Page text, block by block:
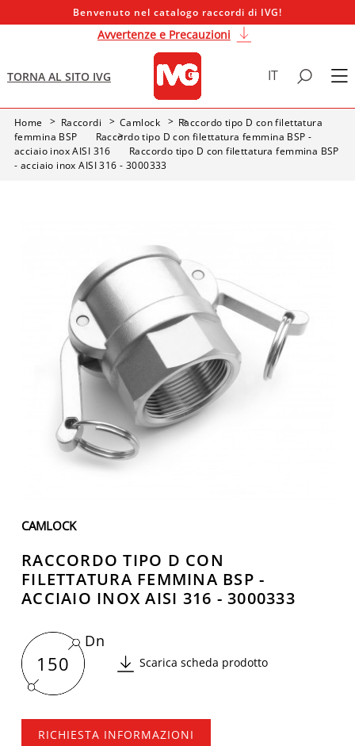
Benvenuto nel catalogo raccordi di IVG!
Avvertenze e Precauzioni
TORNA AL SITO IVG IT
Home Raccordi Camlock
Raccordo tipo D con filettatura
femmina BSP
Raccordo tipo D con filettatura femmina BSP -
acciaio inox AISI 316
Raccordo tipo D con filettatura femmina BSP
- acciaio inox AISI 316 - 3000333
CAMLOCK
RACCORDO TIPO D CON
FILETTATURA FEMMINA BSP -
ACCIAIO INOX AISI 316 - 3000333
150
Dn
Scarica scheda prodotto
RICHIESTA INFORMAZIONI